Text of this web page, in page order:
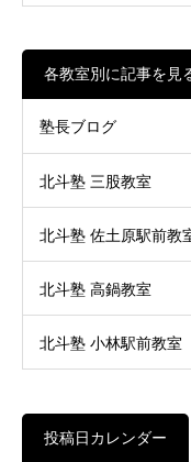
各教室別に記事を見
塾長ブログ
北斗塾 三股教室
北斗塾 佐土原駅前教
北斗塾 高鍋教室
北斗塾 小林駅前教室
投稿日カレンダー